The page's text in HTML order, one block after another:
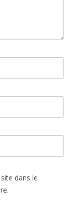
dans le